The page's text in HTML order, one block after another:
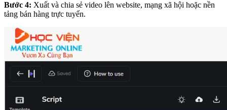
Bước 4: Xuất và chia sẻ video lên website, mạng xã hội hoặc nền
tảng bán hàng trực tuyến.